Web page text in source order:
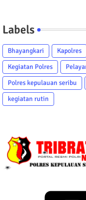
Labels
Bhayangkari Kapolres
Kegiatan Polres
Polres kepulauan seribu
kegiatan rutin